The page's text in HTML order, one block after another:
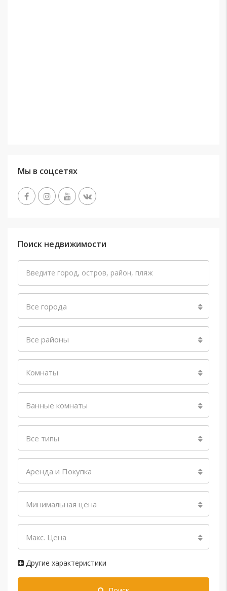
Мы в соцсетях
Поиск недвижимости
Все города
Все районы
Комнаты
Ванные комнаты
Все типы
Аренда и Покупка
Минимальная цена
Макс. Цена
Другие характеристики